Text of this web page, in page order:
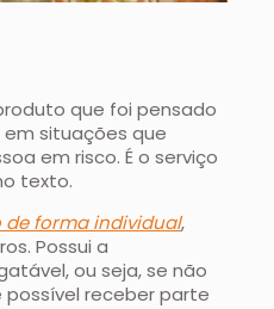
que foi pensado
situações que
em risco. É o serviço
texto.
forma individual,
Possui a
ou seja, se não
possível receber parte